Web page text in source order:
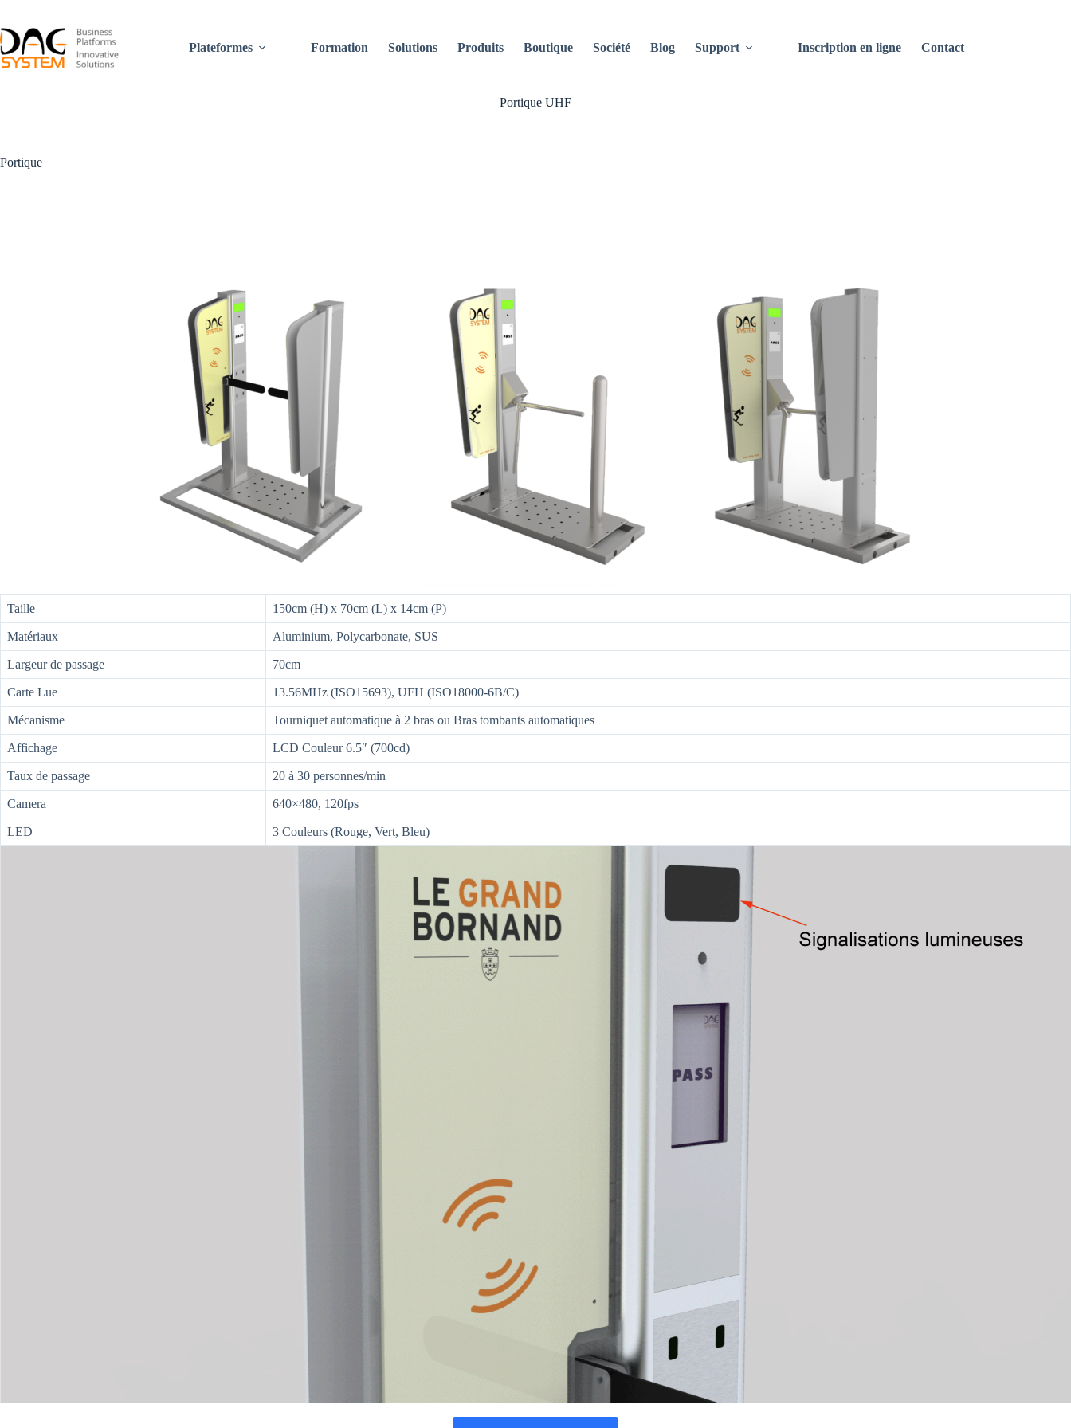
contenu
Plateformes
Formation Solutions Produits Boutique Société Blog Support Inscription en ligne Contact
Portique UHF
Portique
Taille 150cm (H) x 70cm (L) x 14cm (P)
Matériaux Aluminium, Polycarbonate, SUS
Largeur de passage 70cm
Carte Lue 13.56MHz (ISO15693), UFH (ISO18000-6B/C)
Mécanisme Tourniquet automatique à 2 bras ou Bras tombants automatiques
Affichage LCD Couleur 6.5″ (700cd)
Taux de passage 20 à 30 personnes/min
Camera 640×480, 120fps
LED 3 Couleurs (Rouge, Vert, Bleu)